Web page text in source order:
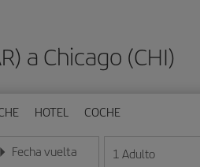
a Chicago (CHI)
HOTEL COCHE
día/mes/año
Fecha vuelta
Introduce la fecha en formato día/mes/año
1 Adulto